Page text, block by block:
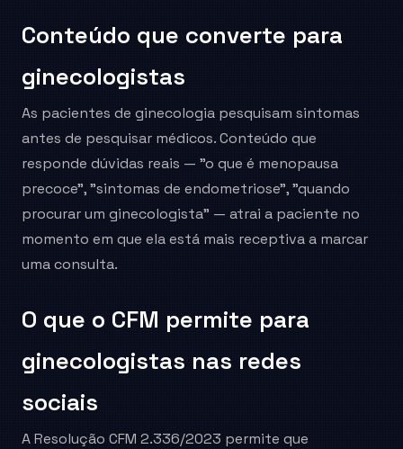
Conteúdo que converte para
ginecologistas
As pacientes de ginecologia pesquisam sintomas
antes de pesquisar médicos. Conteúdo que
responde dúvidas reais — "o que é menopausa
precoce", "sintomas de endometriose", "quando
procurar um ginecologista" — atrai a paciente no
momento em que ela está mais receptiva a marcar
uma consulta.
O que o CFM permite para
ginecologistas nas redes
sociais
A Resolução CFM 2.336/2023 permite que